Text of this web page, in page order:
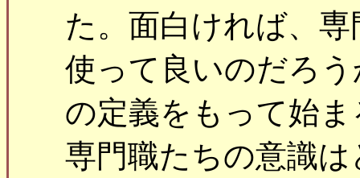
た。面白ければ、
使って良いのだろ
の定義をもって始
専門職たちの意識